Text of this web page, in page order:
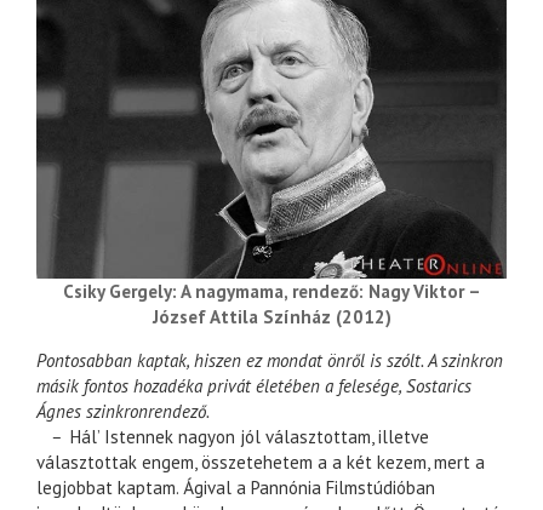
Csiky Gergely: A nagymama, rendező: Nagy Viktor –
József Attila Színház (2012)
Pontosabban kaptak, hiszen ez mondat önről is szólt. A szinkron
másik fontos hozadéka privát életében a felesége, Sostarics
Ágnes szinkronrendező.
– Hál’ Istennek nagyon jól választottam, illetve
választottak engem, összetehetem a a két kezem, mert a
legjobbat kaptam. Ágival a Pannónia Filmstúdióban